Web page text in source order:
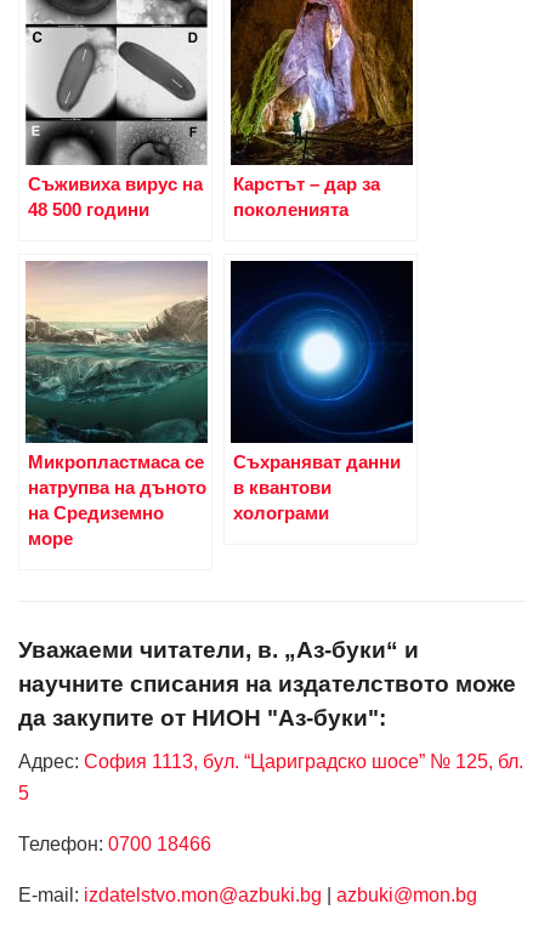
Съживиха вирус на
48 500 години
Карстът – дар за
поколенията
Микропластмаса се
натрупва на дъното
на Средиземно
море
Съхраняват данни
в квантови
холограми
Уважаеми читатели, в. „Аз-буки“ и
научните списания на издателството може
да закупите от НИОН "Аз-буки":
Адрес: София 1113, бул. “Цариградско шосе” № 125, бл.
5
Телефон: 0700 18466
Е-mail: izdatelstvo.mon@azbuki.bg azbuki@mon.bg